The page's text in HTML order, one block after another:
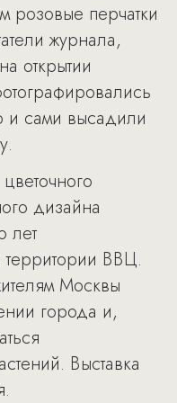
розовые перчатки
журнала,
открытии
и сами высадили
дизайна
лет
ВВЦ.
Москвы
города и,
Выставка